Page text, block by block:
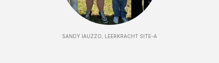
SANDY IAUZZO, LEERKRACHT SITE-A